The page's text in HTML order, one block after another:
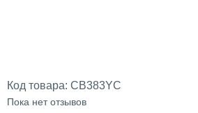
Код товара: CB383YC
Пока нет отзывов